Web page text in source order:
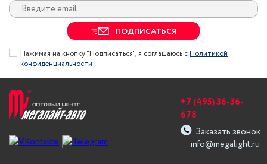
ПОДПИСАТЬСЯ
Нажимая на кнопку "Подписаться", я соглашаюсь сПолитикой
конфиденциальности
info@megalight.ru
+7 (495) 36-36-
678
Заказать звонок